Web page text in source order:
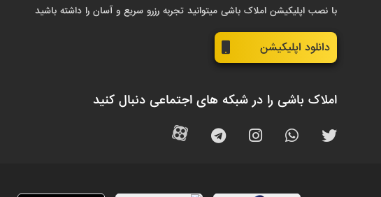
با نصب اپلیکیشن املاک باشی میتوانید تجربه رزرو سریع و آسان را داشته باشید
دانلود اپلیکیشن
املاک باشی را در شبکه های اجتماعی دنبال کنید